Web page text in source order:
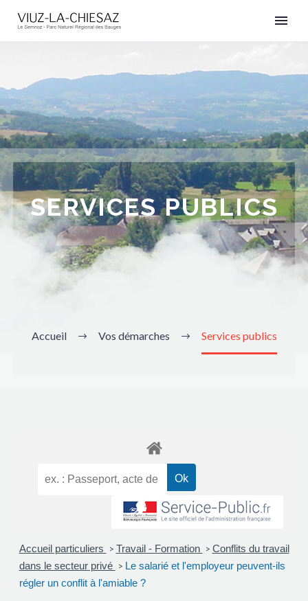
SERVICES PUBLICS
Accueil Vos démarches Services publics
Accueil particuliers > Travail - Formation > Conflits du travail
dans le secteur privé > Le salarié et l'employeur peuvent-ils
régler un conflit à l'amiable ?